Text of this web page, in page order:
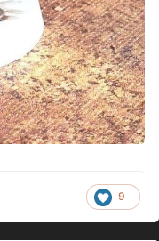
9